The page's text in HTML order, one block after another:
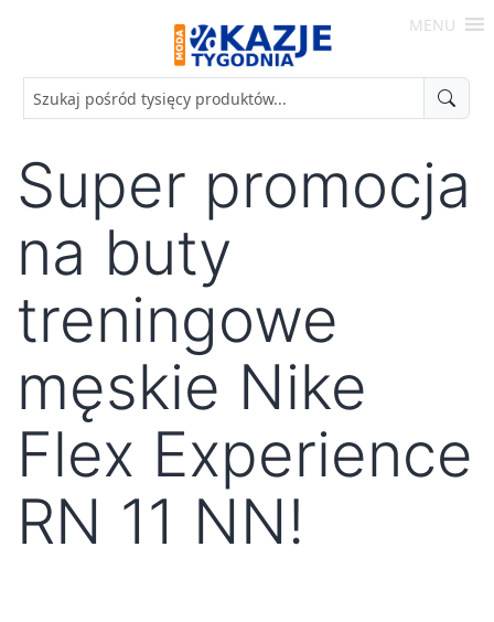
Moda
-
Okazje
MENU
Super promocja
na buty
treningowe
męskie Nike
Flex Experience
RN 11 NN!